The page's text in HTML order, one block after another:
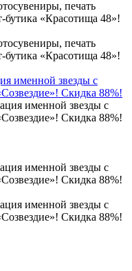
именной звезды с
Скидка 88%!